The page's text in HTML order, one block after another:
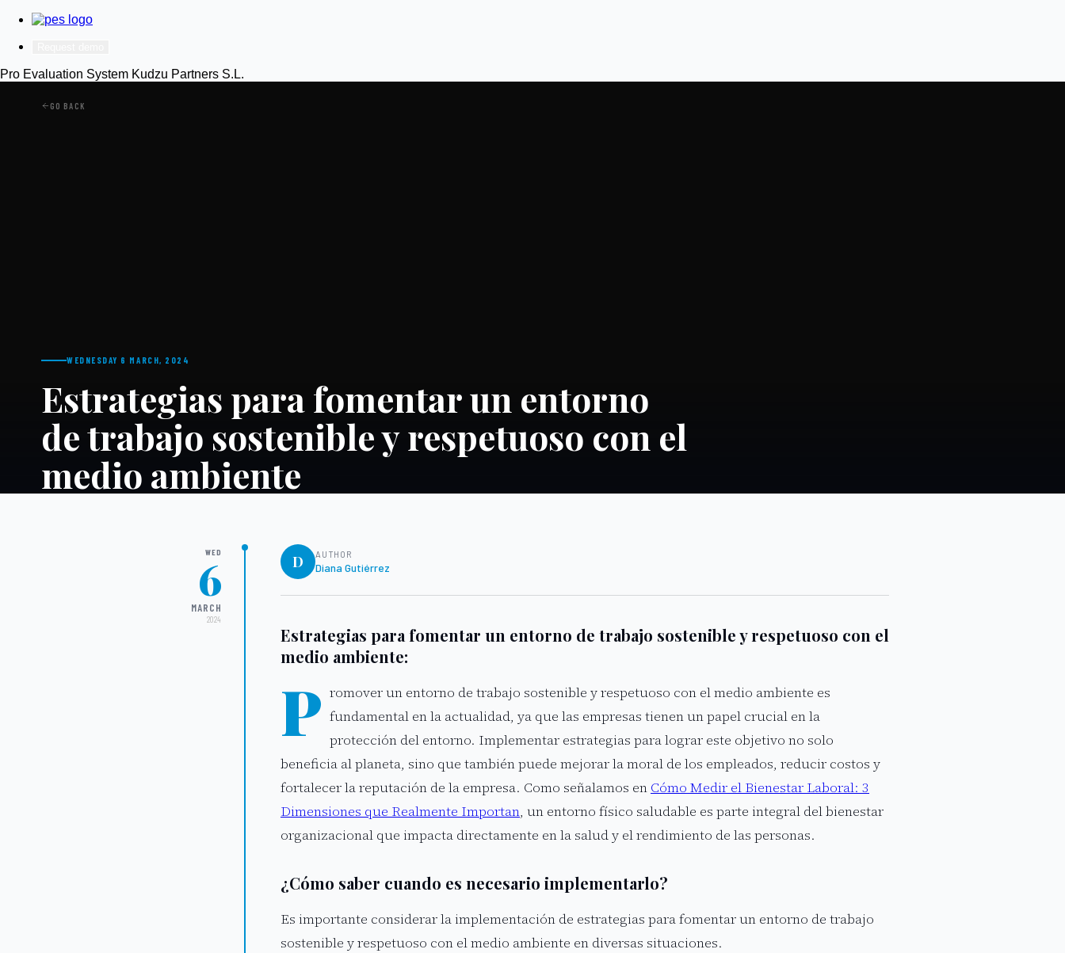
Pro Evaluation System Kudzu Partners S.L.
GO BACK
WEDNESDAY 6 MARCH, 2024
Estrategias para fomentar un entorno
de trabajo sostenible y respetuoso con el
medio ambiente
WED
6
MARCH
2024
D AUTHOR
Diana Gutiérrez
Estrategias para fomentar un entorno de trabajo sostenible y respetuoso con el
medio ambiente:
P romover un entorno de trabajo sostenible y respetuoso con el medio ambiente es
fundamental en la actualidad, ya que las empresas tienen un papel crucial en la
protección del entorno. Implementar estrategias para lograr este objetivo no solo
beneficia al planeta, sino que también puede mejorar la moral de los empleados, reducir costos y
fortalecer la reputación de la empresa. Como señalamos en Cómo Medir el Bienestar Laboral: 3
Dimensiones que Realmente Importan, un entorno físico saludable es parte integral del bienestar
organizacional que impacta directamente en la salud y el rendimiento de las personas.
¿Cómo saber cuando es necesario implementarlo?
Es importante considerar la implementación de estrategias para fomentar un entorno de trabajo
sostenible y respetuoso con el medio ambiente en diversas situaciones.